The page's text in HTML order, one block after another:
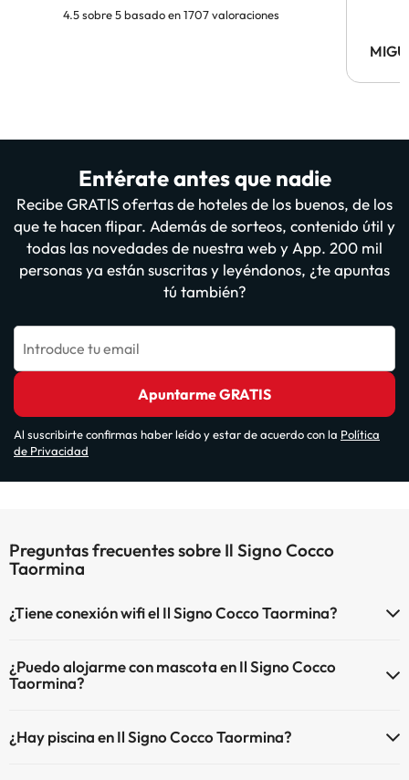
4.5 sobre 5 basado en 1707 valoraciones
Entérate antes que nadie
Recibe GRATIS ofertas de hoteles de los buenos, de los
que te hacen flipar. Además de sorteos, contenido útil y
todas las novedades de nuestra web y App. 200 mil
personas ya están suscritas y leyéndonos, ¿te apuntas
tú también?
Introduce tu email
Apuntarme GRATIS
Al suscribirte confirmas haber leído y estar de acuerdo con la Política
de Privacidad
Preguntas frecuentes sobre Il Signo Cocco
Taormina
¿Tiene conexión wifi el Il Signo Cocco Taormina?
El Il Signo Cocco Taormina dispone de Wi-Fi.
¿Puedo alojarme con mascota en Il Signo Cocco
Taormina?
de pago directo en hotel). Consulta las condiciones.
¿Hay piscina en Il Signo Cocco Taormina?